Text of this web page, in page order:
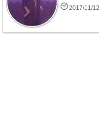
2017/11/